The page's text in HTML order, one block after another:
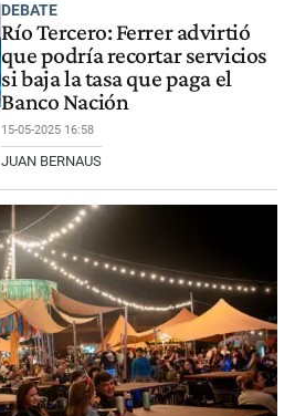
DEBATE
Río Tercero: Ferrer advirtió
que podría recortar servicios
si baja la tasa que paga el
Banco Nación
15-05-2025 16:58
JUAN BERNAUS